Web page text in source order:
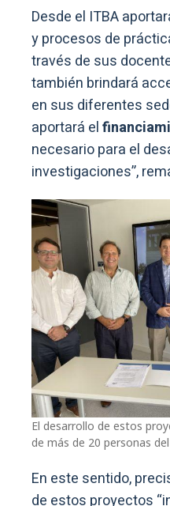
Desde el ITBA
y procesos de
través de sus
también brindará
en sus diferentes
aportará el
necesario para el
investigaciones”,
El desarrollo de estos
de más de 20 personas
En este sentido,
de estos proyectos